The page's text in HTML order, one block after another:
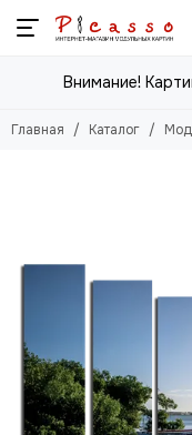
Модульные
Смотреть все товары
Для детей
Для мужчин
Игры
Внимание!
Главная Каталог